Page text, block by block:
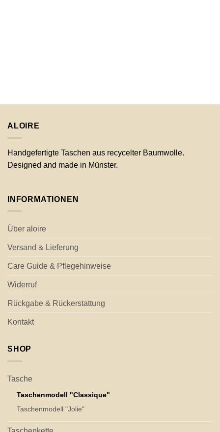
ALOIRE
Handgefertigte Taschen aus recycelter Baumwolle.
Designed and made in Münster.
INFORMATIONEN
Über aloire
Versand & Lieferung
Care Guide & Pflegehinweise
Widerruf
Rückgabe & Rückerstattung
Kontakt
SHOP
Tasche
Taschenmodell "Classique"
Taschenmodell "Jolie"